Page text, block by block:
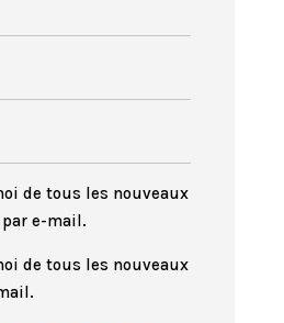
de tous les nouveaux
e-mail.
de tous les nouveaux